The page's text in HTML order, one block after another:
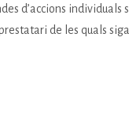
d’accions
de les quals siga